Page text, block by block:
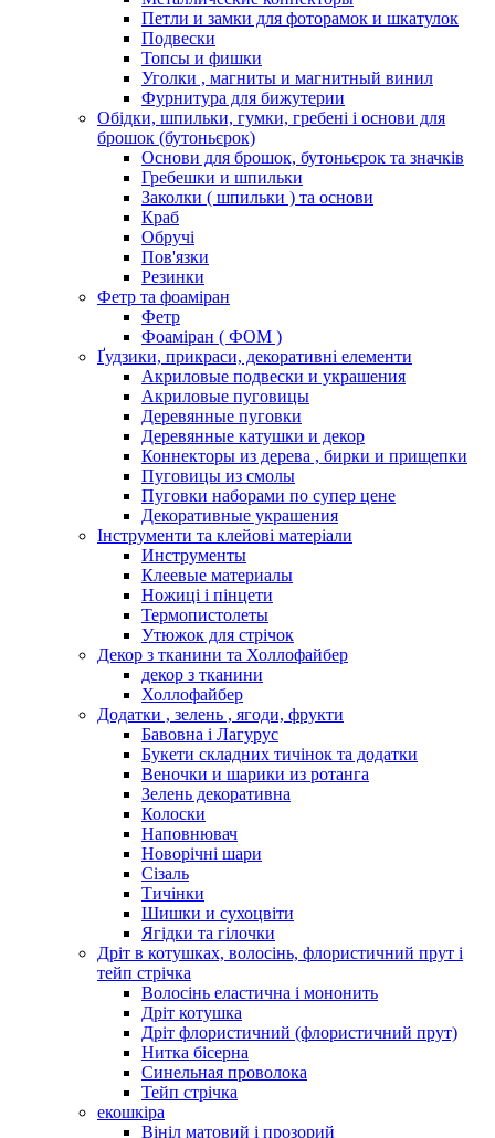
Петли и замки для фоторамок и шкатулок
Подвески
Топсы и фишки
Уголки , магниты и магнитный винил
Фурнитура для бижутерии
Обідки, шпильки, гумки, гребені і основи для
брошок (бутоньєрок)
Основи для брошок, бутоньєрок та значків
Гребешки и шпильки
Заколки ( шпильки ) та основи
Краб
Обручі
Пов'язки
Резинки
Фетр та фоаміран
Фетр
Фоаміран ( ФОМ )
Ґудзики, прикраси, декоративні елементи
Акриловые подвески и украшения
Акриловые пуговицы
Деревянные пуговки
Деревянные катушки и декор
Коннекторы из дерева , бирки и прищепки
Пуговицы из смолы
Пуговки наборами по супер цене
Декоративные украшения
Інструменти та клейові матеріали
Инструменты
Клеевые материалы
Ножиці і пінцети
Термопистолеты
Утюжок для стрічок
Декор з тканини та Холлофайбер
декор з тканини
Холлофайбер
Додатки , зелень , ягоди, фрукти
Бавовна і Лагурус
Букети складних тичінок та додатки
Веночки и шарики из ротанга
Зелень декоративна
Колоски
Наповнювач
Новорічні шари
Сізаль
Тичінки
Шишки и сухоцвіти
Ягідки та гілочки
Дріт в котушках, волосінь, флористичний прут і
тейп стрічка
Волосінь еластична і мононить
Дріт котушка
Дріт флористичний (флористичний прут)
Нитка бісерна
Синельная проволока
Тейп стрічка
екошкіра
Вініл матовий і прозорий